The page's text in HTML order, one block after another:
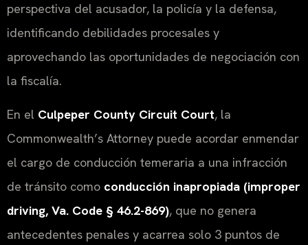
perspectiva del acusador, la policía y la defensa,
identificando debilidades procesales y
aprovechando las oportunidades de negociación con
la fiscalía.
En el Culpeper County Circuit Court, la
Commonwealth’s Attorney puede acordar enmendar
el cargo de conducción temeraria a una infracción
de tránsito como conducción inapropiada (improper
driving, Va. Code § 46.2-869), que no genera
antecedentes penales y acarrea solo 3 puntos de